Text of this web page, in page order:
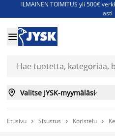
ILMAINEN TOIMITUS yli 500€
asti
Jenkkisänkyjä -

 Valitse JYSK-myymäläsi
Etusivu  Sisustus  Koristelu 